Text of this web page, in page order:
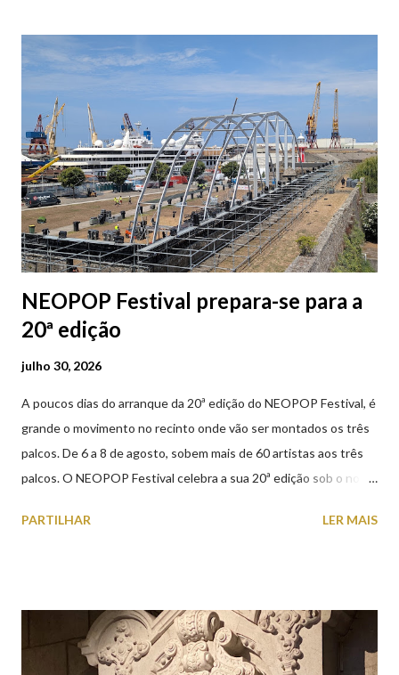
subterrâneos. O Parque da Estação Viana Shopping é grátis de
2ª a 5ª feira a partir das 20:00 (DIAS ÚTEIS)
NEOPOP Festival prepara-se para a
20ª edição
julho 30, 2026
A poucos dias do arranque da 20ª edição do NEOPOP Festival, é
grande o movimento no recinto onde vão ser montados os três
palcos. De 6 a 8 de agosto, sobem mais de 60 artistas aos três
palcos. O NEOPOP Festival celebra a sua 20ª edição sob o nome
Portugal e um dos mais prestigiados da Europa, atrai milhares de
PARTILHAR LER MAIS